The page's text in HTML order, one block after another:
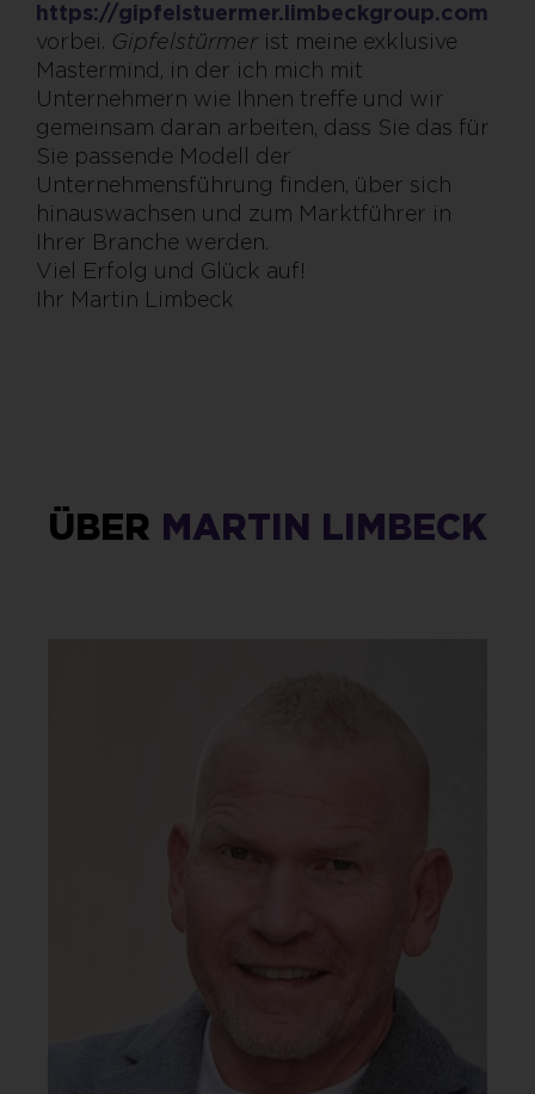
https://gipfelstuermer.limbeckgroup.com
vorbei. Gipfelstürmerist meine exklusive
Mastermind, in der ich mich mit
Unternehmern wie Ihnen treffe und wir
gemeinsam daran arbeiten, dass Sie das für
Sie passende Modell der
Unternehmensführung finden, über sich
hinauswachsen und zum Marktführer in
Ihrer Branche werden.
Viel Erfolg und Glück auf!
Ihr Martin Limbeck
ÜBER MARTIN LIMBECK